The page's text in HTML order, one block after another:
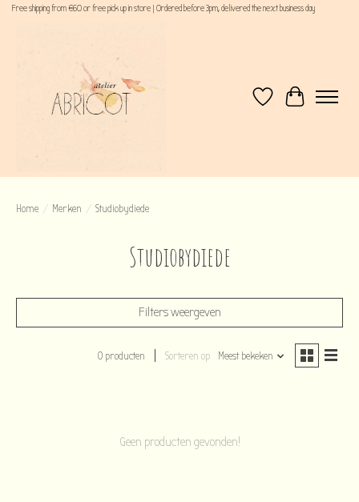
Free shipping from €60 or free pick up in store | Ordered before 3pm, delivered the next business day
VerlanglijstWinkelwagen
Home / Merken / Studiobydiede
Studiobydiede
Filters weergeven
0 producten Sorteren op Meest bekeken
Geen producten gevonden!